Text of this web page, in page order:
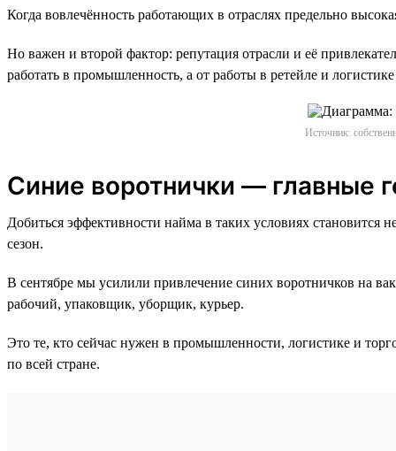
Когда вовлечённость работающих в отраслях предельно
Но важен и второй фактор: репутация отрасли и её
работать в промышленность, а от работы в ретейле и
Источник:
Синие воротнички — главные
Добиться эффективности найма в таких условиях
сезон.
В сентябре мы усилили привлечение синих воротничков на
рабочий, упаковщик, уборщик, курьер.
Это те, кто сейчас нужен в промышленности, логистике и
по всей стране.